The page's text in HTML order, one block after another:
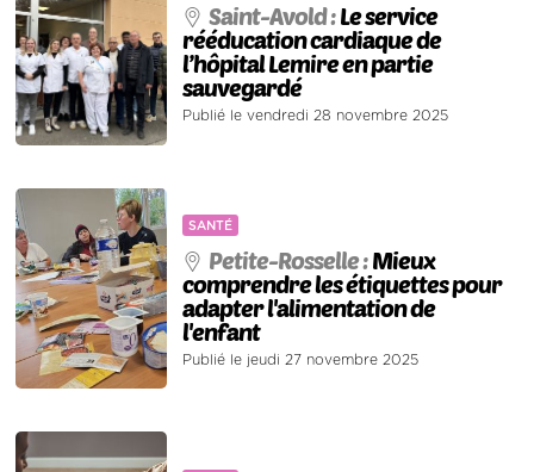
Saint-Avold :Le service
rééducation cardiaque de
l’hôpital Lemire en partie
sauvegardé
Publié le vendredi 28 novembre 2025
SANTÉ
Petite-Rosselle :Mieux
comprendre les étiquettes pour
adapter l'alimentation de
l'enfant
Publié le jeudi 27 novembre 2025